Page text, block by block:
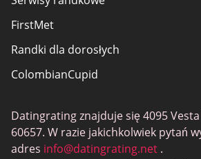
FirstMet
Randki dla dorosłych
ColombianCupid
MeetMindful
Randki BDSM
Datingrating znajduje się 4095
60657. W razie jakichkolwiek pytań
adres info@datingrating.net .